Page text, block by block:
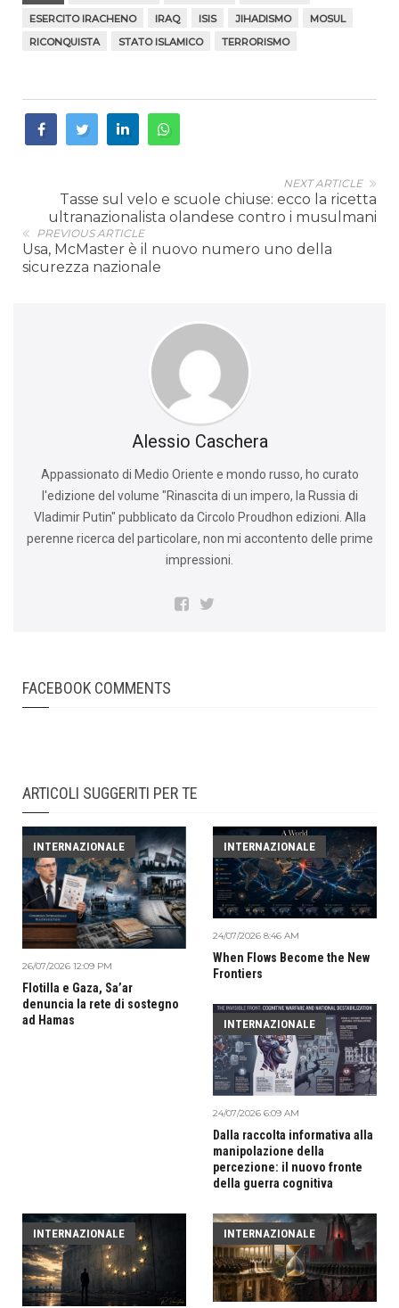
ESERCITO IRACHENO
IRAQ ISIS JIHADISMO
MOSUL
RICONQUISTA
STATO ISLAMICO TERRORISMO
NEXT ARTICLE
Tasse sul velo e scuole chiuse: ecco la ricetta
ultranazionalista olandese contro i musulmani
PREVIOUS ARTICLE
Usa, McMaster è il nuovo numero uno della
sicurezza nazionale
Alessio Caschera
Appassionato di Medio Oriente e mondo russo, ho curato
l'edizione del volume "Rinascita di un impero, la Russia di
Vladimir Putin" pubblicato da Circolo Proudhon edizioni. Alla
perenne ricerca del particolare, non mi accontento delle prime
impressioni.
FACEBOOK COMMENTS
ARTICOLI SUGGERITI PER TE
INTERNAZIONALE
26/07/2026 12:09 PM
Flotilla e Gaza, Sa’ar
denuncia la rete di sostegno
ad Hamas
INTERNAZIONALE
24/07/2026 8:46 AM
When Flows Become the New
Frontiers
INTERNAZIONALE
24/07/2026 6:09 AM
Dalla raccolta informativa alla
manipolazione della
percezione: il nuovo fronte
della guerra cognitiva
INTERNAZIONALE INTERNAZIONALE